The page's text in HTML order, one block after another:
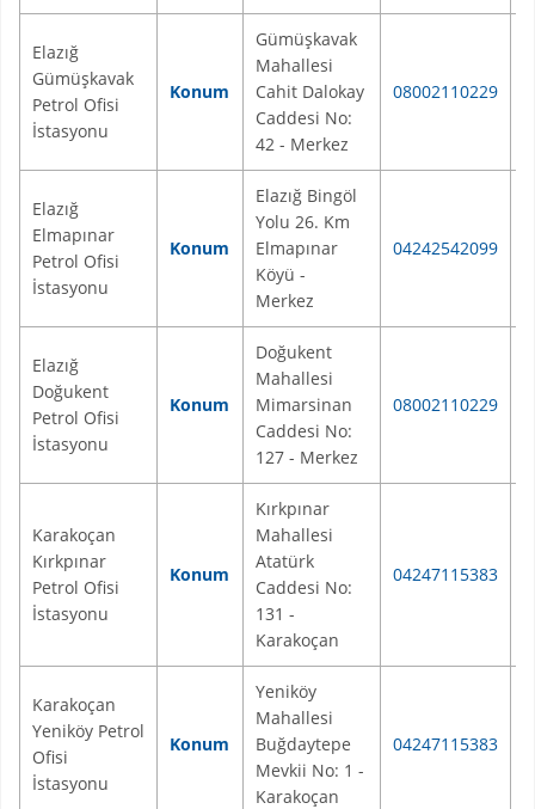
Elazığ
Gümüşkavak
Petrol Ofisi
İstasyonu
Konum
Gümüşkavak
Mahallesi
Cahit Dalokay
Caddesi No:
42 - Merkez
08002110229
Elazığ
Elmapınar
Petrol Ofisi
İstasyonu
Konum
Elazığ Bingöl
Yolu 26. Km
Elmapınar
Köyü -
Merkez
04242542099
Elazığ
Doğukent
Petrol Ofisi
İstasyonu
Konum
Doğukent
Mahallesi
Mimarsinan
Caddesi No:
127 - Merkez
08002110229
Karakoçan
Kırkpınar
Petrol Ofisi
İstasyonu
Konum
Kırkpınar
Mahallesi
Atatürk
Caddesi No:
131 -
Karakoçan
04247115383
Karakoçan
Yeniköy Petrol
Ofisi
İstasyonu
Konum
Yeniköy
Mahallesi
Buğdaytepe
Mevkii No: 1 -
Karakoçan
04247115383